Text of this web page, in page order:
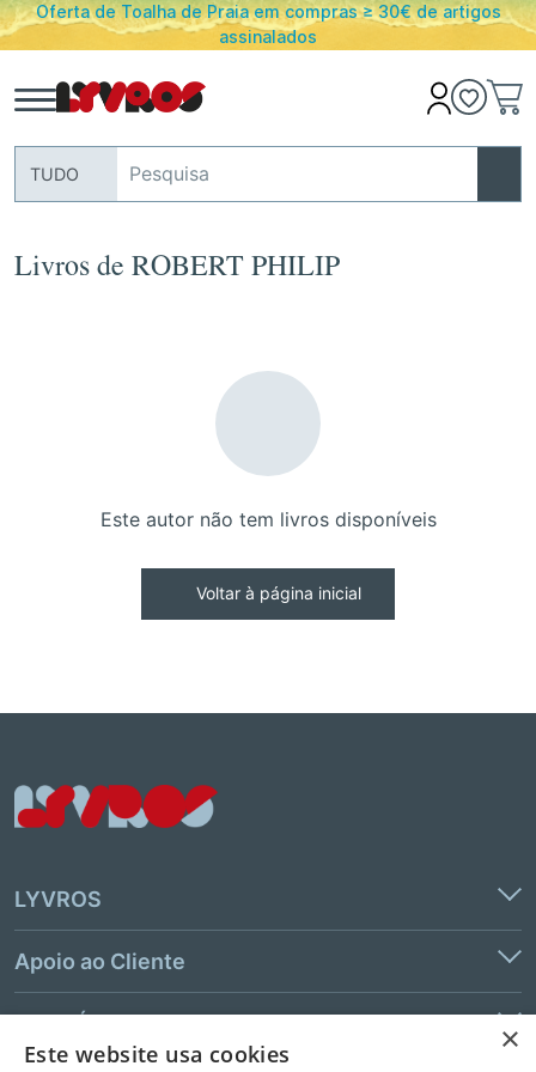
compras ≥ 30€ de artigos
PORTES GRATUITOS
TUDO
Livros de ROBERT PHILIP
Este autor não tem livros disponíveis
Voltar à página inicial
LYVROS
Apoio ao Cliente
×
Este website usa cookies